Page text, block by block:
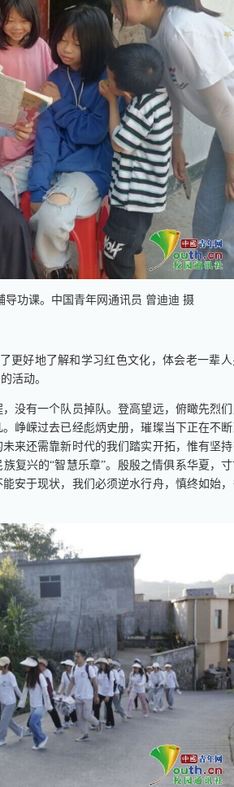
导功课。中国青年网通讯员 曾迪迪 摄
好地了解和学习红色文化，体会老一辈人
活动。
有一个队员掉队。登高望远，俯瞰先烈
峥嵘过去已经彪炳史册，璀璨当下正在不
来还需靠新时代的我们踏实开拓，惟有坚
复兴的“智慧乐章”。殷殷之情俱系华夏，
安于现状，我们必须逆水行舟，慎终如始，